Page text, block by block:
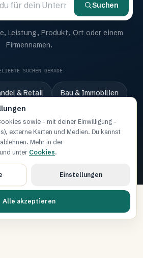
Suchen
Leistung, Produkt, Ort oder einem
Firmennamen.
SUCHEN GERADE
& Retail Bau & Immobilien
B2B
& Kreativwirtschaft
Für Anbieter
REGIONAL. NORDDEUTSCH.
sowie – mit deiner Einwilligung –
externe Karten und Medien. Du kannst
Mehr in der
und unter Cookies.
Einstellungen
Alle akzeptieren